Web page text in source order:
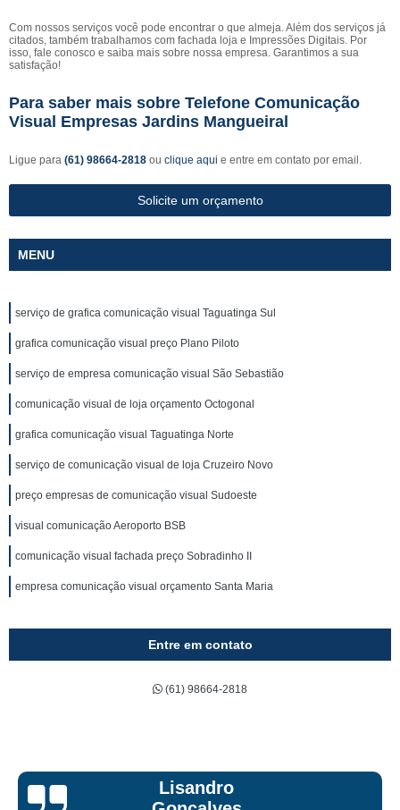
Com nossos serviços você pode encontrar o que almeja. Além dos serviços já
citados, também trabalhamos com fachada loja e Impressões Digitais. Por
isso, fale conosco e saiba mais sobre nossa empresa. Garantimos a sua
satisfação!
Para saber mais sobre Telefone Comunicação
Visual Empresas Jardins Mangueiral
Ligue para (61) 98664-2818 ou clique aqui e entre em contato por email.
Solicite um orçamento
MENU
serviço de grafica comunicação visual Taguatinga Sul
grafica comunicação visual preço Plano Piloto
serviço de empresa comunicação visual São Sebastião
comunicação visual de loja orçamento Octogonal
grafica comunicação visual Taguatinga Norte
serviço de comunicação visual de loja Cruzeiro Novo
preço empresas de comunicação visual Sudoeste
visual comunicação Aeroporto BSB
comunicação visual fachada preço Sobradinho II
empresa comunicação visual orçamento Santa Maria
Entre em contato
(61) 98664-2818
Bruna Eduarda